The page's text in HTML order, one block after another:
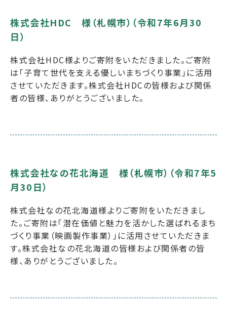
株式会社HDC 様（札幌市）（令和7年6月30
日）
株式会社HDC様よりご寄附をいただきました。ご寄附
は「子育て世代を支える優しいまちづくり事業」に活用
させていただきます。株式会社HDCの皆様および関係
者の皆様、ありがとうございました。
株式会社なの花北海道 様（札幌市）（令和7年5
月30日）
株式会社なの花北海道様よりご寄附をいただきまし
た。ご寄附は「潜在価値と魅力を活かした選ばれるまち
づくり事業（映画製作事業）」に活用させていただきま
す。株式会社なの花北海道の皆様および関係者の皆
様、ありがとうございました。